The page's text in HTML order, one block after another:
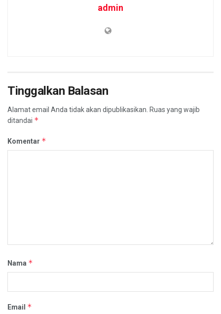
admin
Tinggalkan Balasan
Alamat email Anda tidak akan dipublikasikan. Ruas yang wajib
ditandai *
Komentar *
Nama *
Email *